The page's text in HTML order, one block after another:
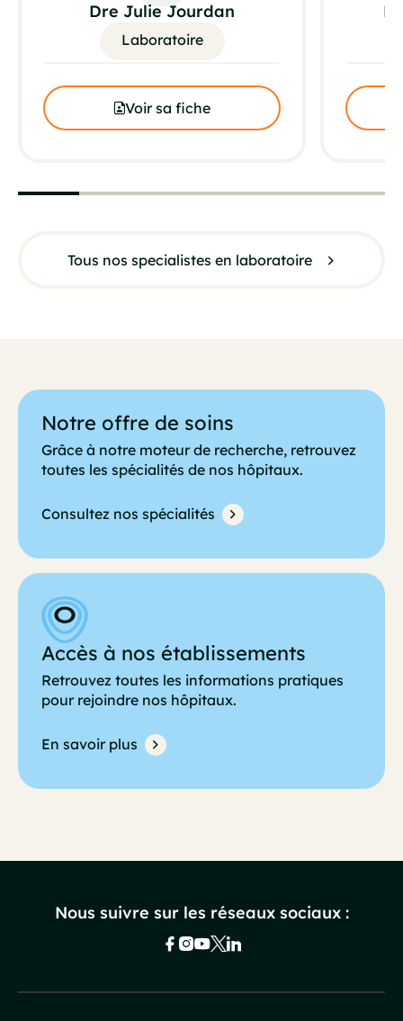
Tous nos specialistes en laboratoire
Dre Julie Jourdan
Laboratoire
Voir sa fiche
Notre offre de soins
Grâce à notre moteur de recherche, retrouvez
toutes les spécialités de nos hôpitaux.
Consultez nos spécialités
Accès à nos établissements
Retrouvez toutes les informations pratiques
pour rejoindre nos hôpitaux.
En savoir plus
Nous suivre sur les réseaux sociaux :